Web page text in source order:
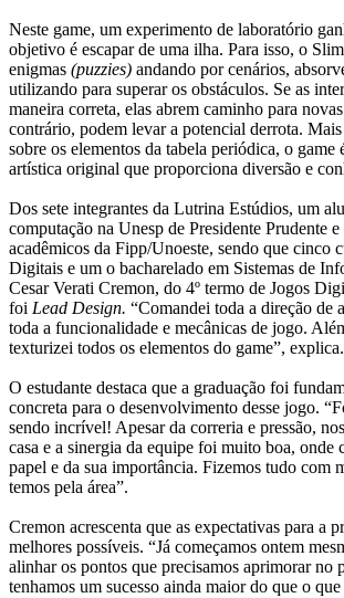
Neste game, um experimento de laboratório
objetivo é escapar de uma ilha. Para isso, o
enigmas (puzzies) andando por cenários,
utilizando para superar os obstáculos. Se as
maneira correta, elas abrem caminho para
contrário, podem levar a potencial derrota.
sobre os elementos da tabela periódica, o game
artística original que proporciona diversão e
Dos sete integrantes da Lutrina Estúdios, um
computação na Unesp de Presidente Prudente e
acadêmicos da Fipp/Unoeste, sendo que cinco
Digitais e um o bacharelado em Sistemas de
Cesar Verati Cremon, do 4º termo de Jogos
foi Lead Design. “Comandei toda a direção de
toda a funcionalidade e mecânicas de jogo.
texturizei todos os elementos do game”, explica.
O estudante destaca que a graduação foi
concreta para o desenvolvimento desse jogo.
sendo incrível! Apesar da correria e pressão,
casa e a sinergia da equipe foi muito boa, onde
papel e da sua importância. Fizemos tudo com
temos pela área”.
Cremon acrescenta que as expectativas para a
melhores possíveis. “Já começamos ontem
alinhar os pontos que precisamos aprimorar no
tenhamos um sucesso ainda maior do que o